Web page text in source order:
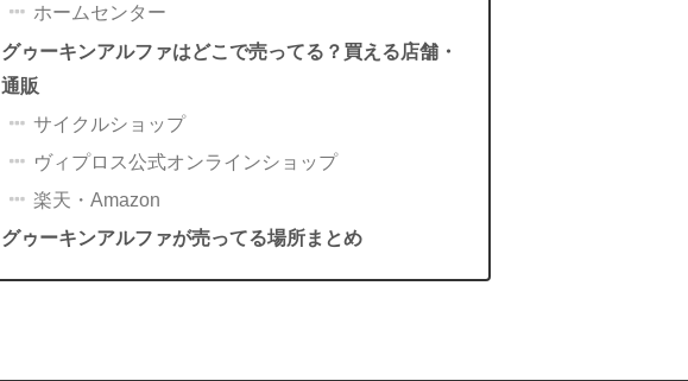
ホームセンター
グゥーキンアルファはどこで売ってる？買える店舗・
通販
サイクルショップ
ヴィプロス公式オンラインショップ
楽天・Amazon
グゥーキンアルファが売ってる場所まとめ